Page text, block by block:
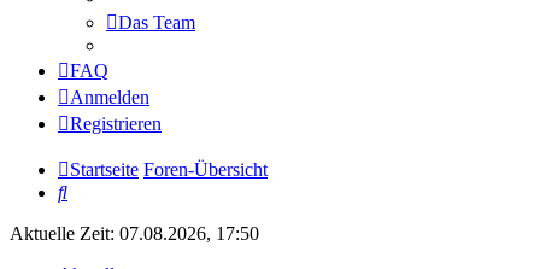
Das Team
FAQ
Anmelden
Registrieren
Startseite Foren-Übersicht
Suche
Aktuelle Zeit: 07.08.2026, 17:50